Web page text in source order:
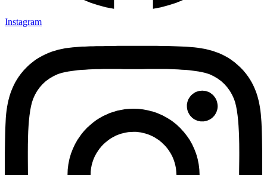
Instagram